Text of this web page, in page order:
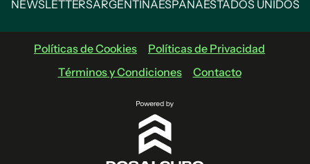
NEWSLETTERSARGENTINAESPAÑAESTADOS UNIDOS
Políticas de Cookies
Políticas de Privacidad
Términos y Condiciones
Contacto